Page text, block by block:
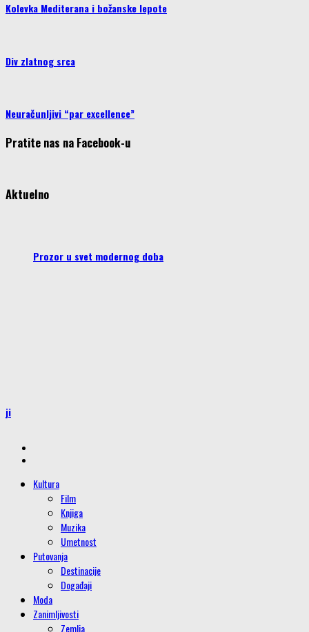
Kolevka Mediterana i božanske lepote
Div zlatnog srca
Neuračunljivi “par excellence”
Pratite nas na Facebook-u
Aktuelno
Prozor u svet modernog doba
Kultura
Film
Knjiga
Muzika
Umetnost
Putovanja
Destinacije
Događaji
Moda
Zanimljivosti
Zemlja